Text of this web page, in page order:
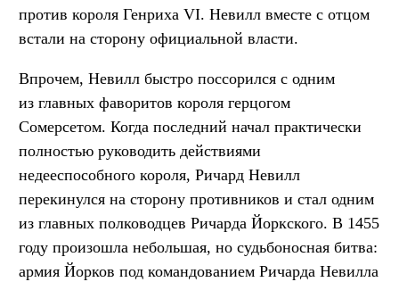
против короля Генриха VI. Невилл вместе с отцом
встали на сторону официальной власти.
Впрочем, Невилл быстро поссорился с одним
из главных фаворитов короля герцогом
Сомерсетом. Когда последний начал практически
полностью руководить действиями
недееспособного короля, Ричард Невилл
перекинулся на сторону противников и стал одним
из главных полководцев Ричарда Йоркского. В 1455
году произошла небольшая, но судьбоносная битва:
армия Йорков под командованием Ричарда Невилла